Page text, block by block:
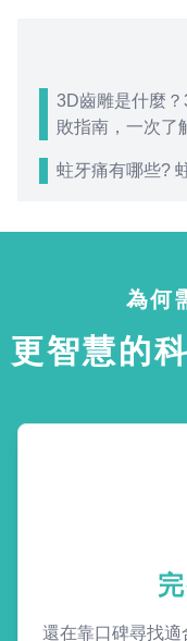
3D齒雕是什麼
敗指南，一次了
蛀牙痛有哪些?
為何
更智慧的
還在靠口碑尋找